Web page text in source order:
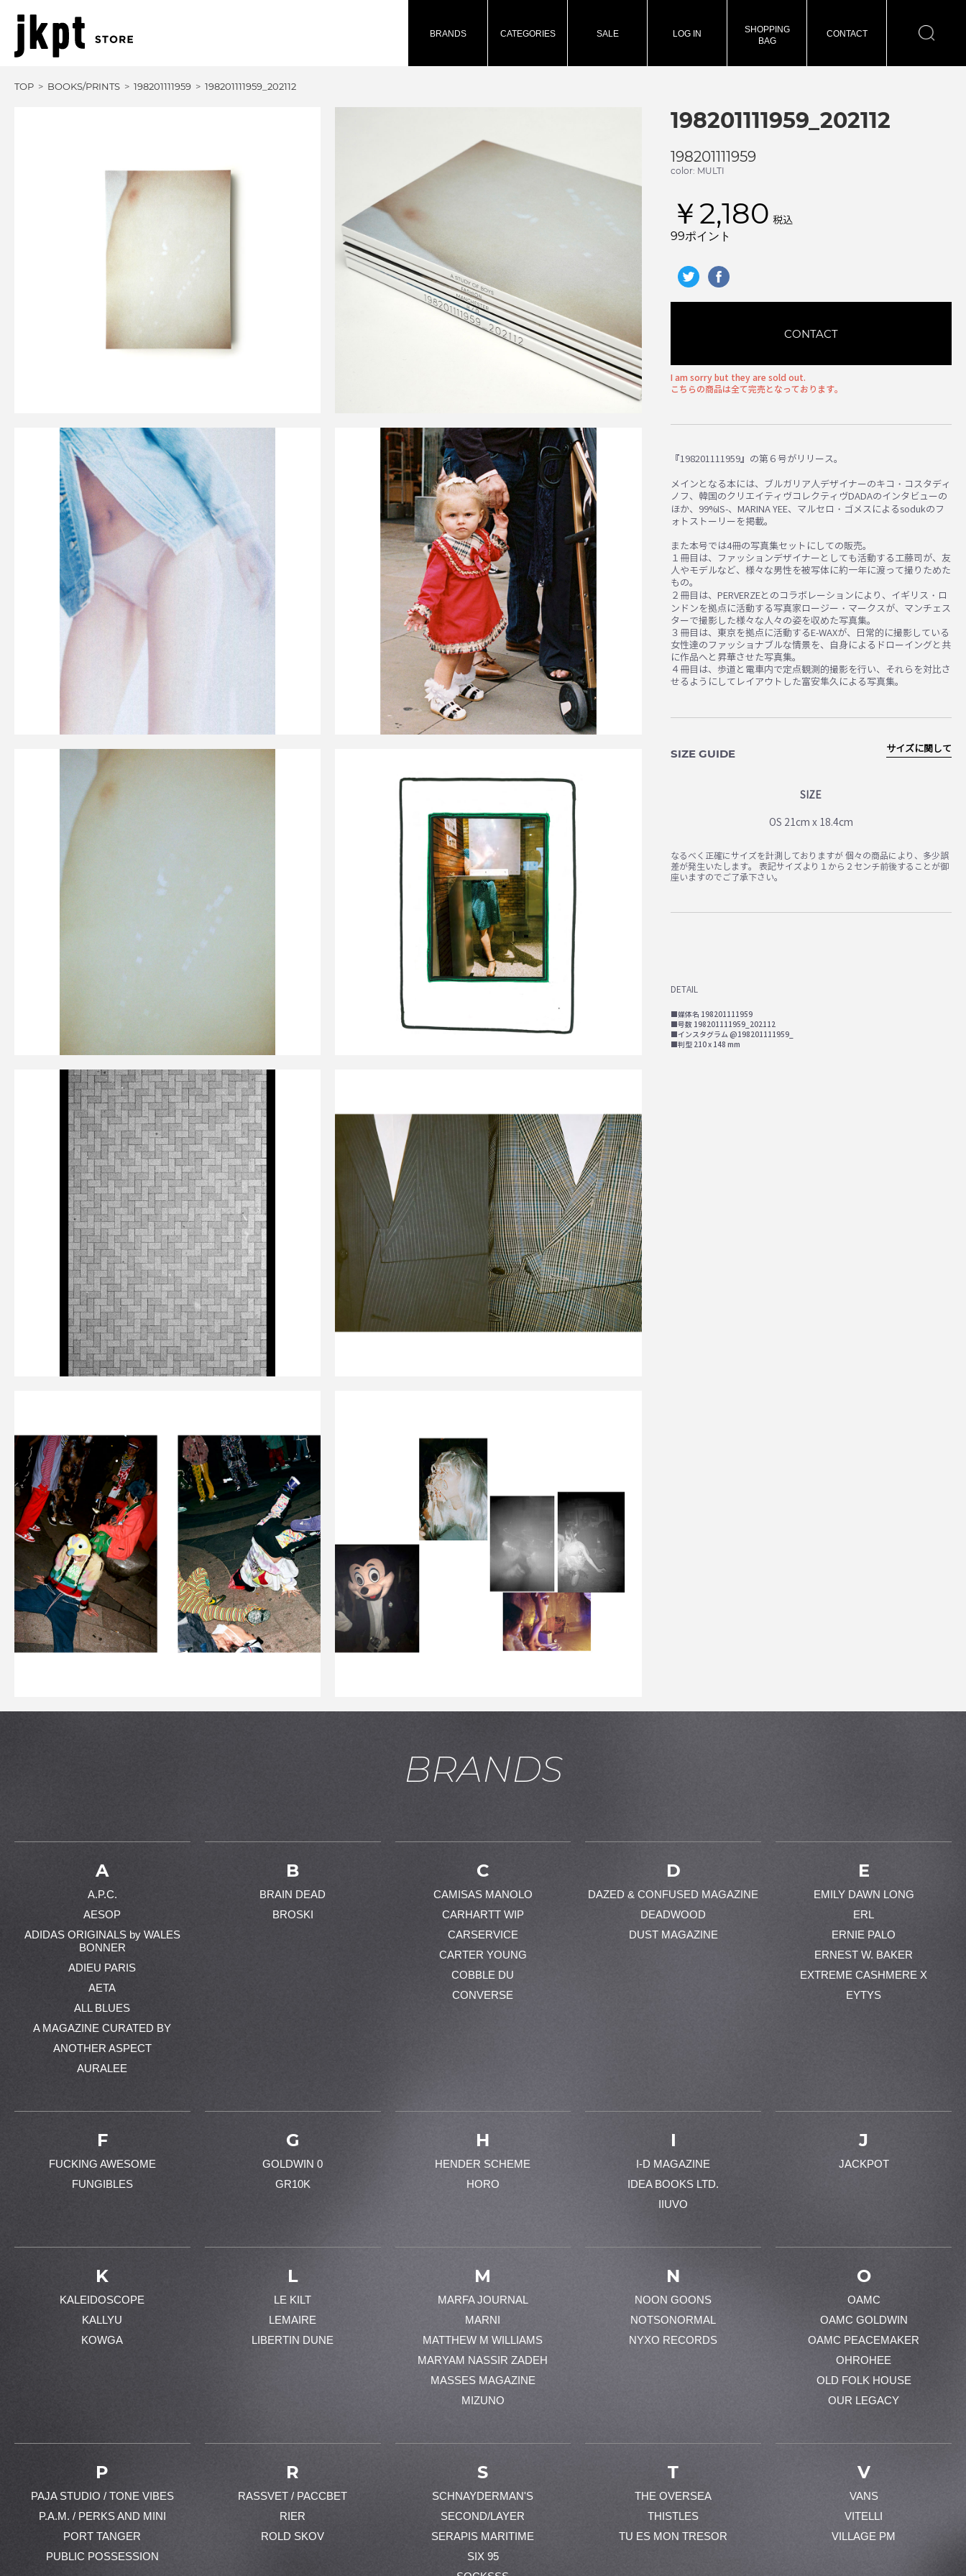
BRANDS CATEGORIES SALE LOG IN
SHOPPING
BAG
CONTACT
TOP BOOKS/PRINTS 198201111959 198201111959_202112
198201111959_202112
198201111959
color: MULTI
￥2,180 税込
99ポイント
CONTACT
I am sorry but they are sold out.
こちらの商品は全て完売となっております。
『198201111959』の第６号がリリース。
メインとなる本には、ブルガリア人デザイナーのキコ・コスタディ
ノフ、韓国のクリエイティヴコレクティヴDADAのインタビューの
ほか、99%IS-、MARINA YEE、マルセロ・ゴメスによるsodukのフ
ォトストーリーを掲載。
また本号では4冊の写真集セットにしての販売。
１冊目は、ファッションデザイナーとしても活動する工藤司が、友
人やモデルなど、様々な男性を被写体に約一年に渡って撮りためた
もの。
２冊目は、PERVERZEとのコラボレーションにより、イギリス・ロ
ンドンを拠点に活動する写真家ロージー・マークスが、マンチェス
ターで撮影した様々な人々の姿を収めた写真集。
３冊目は、東京を拠点に活動するE-WAXが、日常的に撮影している
女性達のファッショナブルな情景を、自身によるドローイングと共
に作品へと昇華させた写真集。
４冊目は、歩道と電車内で定点観測的撮影を行い、それらを対比さ
せるようにしてレイアウトした富安隼久による写真集。
SIZE GUIDE
SIZE
OS 21cm x 18.4cm
サイズに関して
なるべく正確にサイズを計測しておりますが 個々の商品により、多少誤
差が発生いたします。 表記サイズより１から２センチ前後することが御
座いますのでご了承下さい。
DETAIL
■媒体名 198201111959
■号数 198201111959_202112
■インスタグラム @198201111959_
■判型 210 x 148 mm
お買い物を続ける
BRANDS
A
A.P.C.
AESOP
ADIDAS ORIGINALS by WALES
BONNER
ADIEU PARIS
AETA
ALL BLUES
A MAGAZINE CURATED BY
ANOTHER ASPECT
AURALEE
B
BRAIN DEAD
BROSKI
C
CAMISAS MANOLO
CARHARTT WIP
CARSERVICE
CARTER YOUNG
COBBLE DU
CONVERSE
D
DAZED & CONFUSED MAGAZINE
DEADWOOD
DUST MAGAZINE
E
EMILY DAWN LONG
ERL
ERNIE PALO
ERNEST W. BAKER
EXTREME CASHMERE X
EYTYS
F
FUCKING AWESOME
FUNGIBLES
G
GOLDWIN 0
GR10K
H
HENDER SCHEME
HORO
I
I-D MAGAZINE
IDEA BOOKS LTD.
IIUVO
J
JACKPOT
K
KALEIDOSCOPE
KALLYU
KOWGA
L
LE KILT
LEMAIRE
LIBERTIN DUNE
M
MARFA JOURNAL
MARNI
MATTHEW M WILLIAMS
MARYAM NASSIR ZADEH
MASSES MAGAZINE
MIZUNO
N
NOON GOONS
NOTSONORMAL
NYXO RECORDS
O
OAMC
OAMC GOLDWIN
OAMC PEACEMAKER
OHROHEE
OLD FOLK HOUSE
OUR LEGACY
P
PAJA STUDIO / TONE VIBES
P.A.M. / PERKS AND MINI
PORT TANGER
PUBLIC POSSESSION
R
RASSVET / PACCBET
RIER
ROLD SKOV
S
SCHNAYDERMAN'S
SECOND/LAYER
SERAPIS MARITIME
SIX 95
T
THE OVERSEA
THISTLES
TU ES MON TRESOR
V
VANS
VITELLI
VILLAGE PM